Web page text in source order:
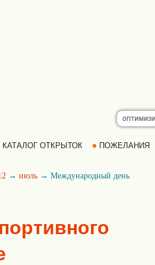
КАТАЛОГ ОТКРЫТОК ПОЖЕЛАНИЯ
→ июль → Международный день